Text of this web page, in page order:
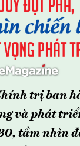
trị ban
và phát
tầm nhìn